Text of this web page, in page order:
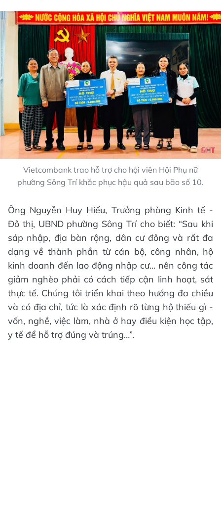
Vietcombank trao hỗ trợ cho hội viên Hội Phụ nữ
phường Sông Trí khắc phục hậu quả sau bão số 10.
Ông Nguyễn Huy Hiếu, Trưởng phòng Kinh tế -
Đô thị, UBND phường Sông Trí cho biết: “Sau khi
sáp nhập, địa bàn rộng, dân cư đông và rất đa
dạng về thành phần từ cán bộ, công nhân, hộ
kinh doanh đến lao động nhập cư... nên công tác
giảm nghèo phải có cách tiếp cận linh hoạt, sát
thực tế. Chúng tôi triển khai theo hướng đa chiều
và có địa chỉ, tức là xác định rõ từng hộ thiếu gì -
vốn, nghề, việc làm, nhà ở hay điều kiện học tập,
y tế để hỗ trợ đúng và trúng…”.